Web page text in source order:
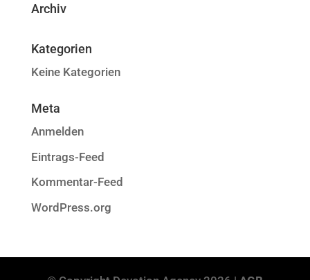
Archiv
Kategorien
Keine Kategorien
Meta
Anmelden
Eintrags-Feed
Kommentar-Feed
WordPress.org